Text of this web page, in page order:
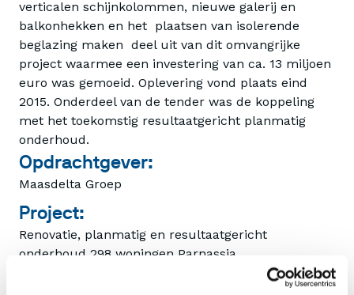
verticalen schijnkolommen, nieuwe galerij en
balkonhekken en het plaatsen van isolerende
beglazing maken deel uit van dit omvangrijke
project waarmee een investering van ca. 13 miljoen
euro was gemoeid. Oplevering vond plaats eind
2015. Onderdeel van de tender was de koppeling
met het toekomstig resultaatgericht planmatig
onderhoud.
Opdrachtgever:
Maasdelta Groep
Project:
Renovatie, planmatig en resultaatgericht
onderhoud 298 woningen Parnassia